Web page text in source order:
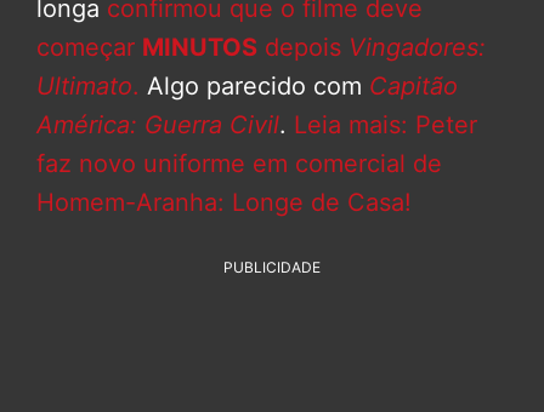
longa confirmou que o filme deve
começar MINUTOS depois Vingadores:
Ultimato. Algo parecido com Capitão
América: Guerra Civil. Leia mais: Peter
faz novo uniforme em comercial de
Homem-Aranha: Longe de Casa!
PUBLICIDADE